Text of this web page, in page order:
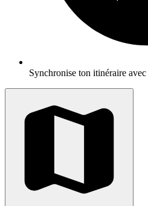
Synchronise ton itinéraire avec